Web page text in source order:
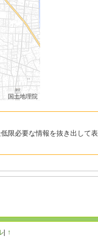
国土地理院
限必要な情報を抜き出して
| ↑